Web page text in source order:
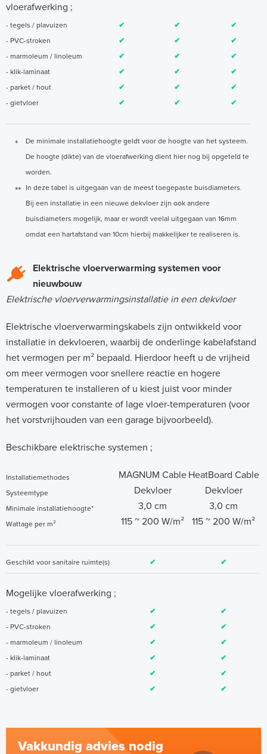
vloerafwerking ;
- tegels / plavuizen ✔ ✔
✔
- PVC-stroken
✔ ✔
✔
- marmoleum / linoleum
✔ ✔
✔
- klik-laminaat
✔ ✔
✔
- parket / hout
✔ ✔
✔
- gietvloer
✔ ✔ ✔
*
De minimale installatiehoogte geldt voor de hoogte van het systeem.
De hoogte (dikte) van de vloerafwerking dient hier nog bij opgeteld te
worden.
**
In deze tabel is uitgegaan van de meest toegepaste buisdiameters.
Bij een installatie in een nieuwe dekvloer zijn ook andere
buisdiameters mogelijk, maar er wordt veelal uitgegaan van 16mm
omdat een hartafstand van 10cm hierbij makkelijker te realiseren is.
Elektrische vloerverwarming systemen voor
nieuwbouw
Elektrische vloerverwarmingsinstallatie in een dekvloer
Elektrische vloerverwarmingskabels zijn ontwikkeld voor
installatie in dekvloeren, waarbij de onderlinge kabelafstand
het vermogen per m² bepaald. Hierdoor heeft u de vrijheid
om meer vermogen voor snellere reactie en hogere
temperaturen te installeren of u kiest juist voor minder
vermogen voor constante of lage vloer-temperaturen (voor
het vorstvrijhouden van een garage bijvoorbeeld).
Beschikbare elektrische systemen ;
Installatiemethodes MAGNUM Cable HeatBoard Cable
Systeemtype Dekvloer Dekvloer
Minimale installatiehoogte* 3,0 cm 3,0 cm
Wattage per m² 115 ~ 200 W/m² 115 ~ 200 W/m²
Geschikt voor sanitaire ruimte(s) ✔ ✔
Mogelijke vloerafwerking ;
- tegels / plavuizen ✔
✔
- PVC-stroken
✔
✔
- marmoleum / linoleum
✔
✔
- klik-laminaat
✔
✔
- parket / hout
✔
✔
- gietvloer
✔ ✔
Vakkundig advies nodig